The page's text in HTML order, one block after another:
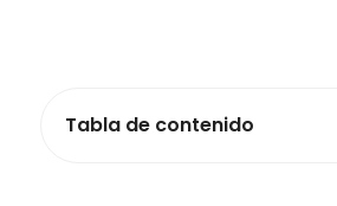
Tabla de contenido